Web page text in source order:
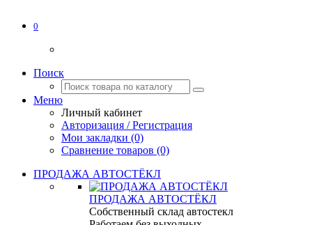
0
Поиск
Меню
Личный кабинет
Авторизация / Регистрация
Мои закладки (0)
Сравнение товаров (0)
ПРОДАЖА АВТОСТЁКЛ
ПРОДАЖА АВТОСТЁКЛ
Собственный склад автостекл